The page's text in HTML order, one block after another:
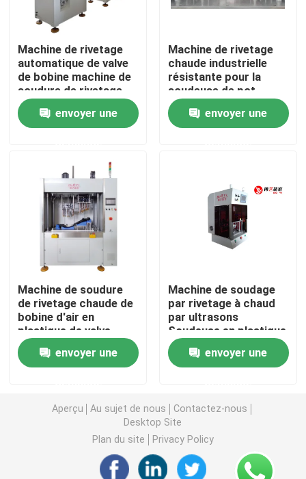
Contact
Demande de soumission
Machine de soudure de plat chaud
Plaque chauffante Soudage Plastique
Appareil à souder de plat chaud
Machine de soudure en plastique de palette
Machine de jalonnement de la chaleur
Machine de soudage rivetage à chaud
Soudure ultrasonore des véhicules à moteur
Machine de soudure de poinçon
Machine de rivetage
automatique de valve
de bobine machine de
soudure de rivetage
de point chaud
envoyer une
Machine de rivetage
chaude industrielle
résistante pour la
soudeuse de pot
d'huile de voiture
envoyer une
Machine de soudure
de rivetage chaude de
bobine d'air en
plastique de valve
envoyer une
Machine de soudage
par rivetage à chaud
par ultrasons
Soudeuse en plastique
à air
envoyer une
Aperçu Au sujet de nous
Contactez-nous
Desktop Site
Plan du site
Privacy Policy